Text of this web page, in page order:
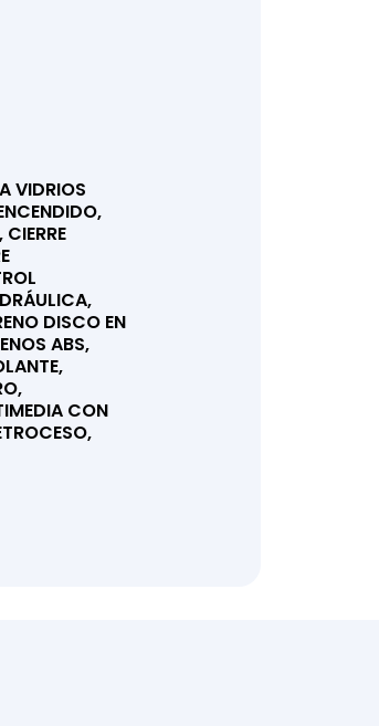
VIDRIOS
DISCO EN
ABS,
CON